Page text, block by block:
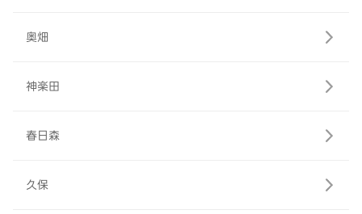
奥畑
神楽田
春日森
久保